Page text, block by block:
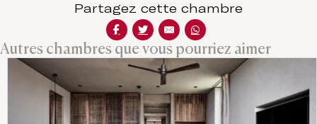
Partagez cette chambre
Autres chambres que vous pourriez aimer